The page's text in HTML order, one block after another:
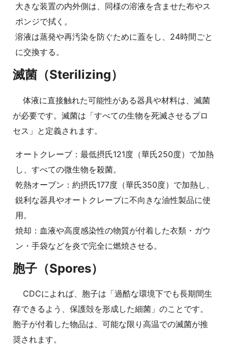
大きな装置の内外側は、同様の溶液を含ませた布やス
ポンジで拭く。
溶液は蒸発や再汚染を防ぐために蓋をし、24時間ごと
に交換する。
滅菌（Sterilizing）
体液に直接触れた可能性がある器具や材料は、滅菌
が必要です。滅菌は「すべての生物を死滅させるプロ
セス」と定義されます。
オートクレーブ：最低摂氏121度（華氏250度）で加熱
し、すべての微生物を殺菌。
乾熱オーブン：約摂氏177度（華氏350度）で加熱し、
鋭利な器具やオートクレーブに不向きな油性製品に使
用。
焼却：血液や高度感染性の物質が付着した衣類・ガウ
ン・手袋などを炎で完全に燃焼させる。
胞子（Spores）
CDCによれば、胞子は「過酷な環境下でも長期間生
存できるよう、保護殻を形成した細菌」のことです。
胞子が付着した物品は、可能な限り高温での滅菌が推
奨されます。